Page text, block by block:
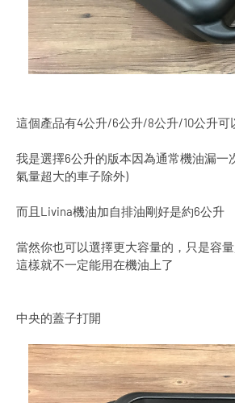
這個產品有4公升/6公升/8公升/10公升可
我是選擇6公升的版本因為通常機油漏一
氣量超大的車子除外)
而且Livina機油加自排油剛好是約6公升
當然你也可以選擇更大容量的，只是容
這樣就不一定能用在機油上了
中央的蓋子打開